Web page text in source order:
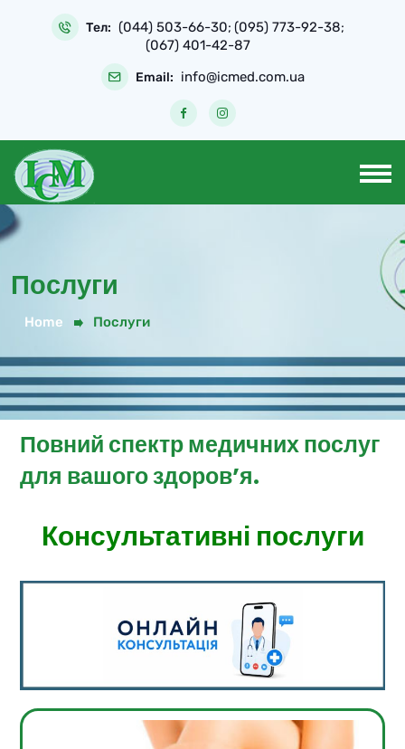
Тел: (044) 503-66-30; (095) 773-92-38;
(067) 401-42-87
Email: info@icmed.com.ua
Послуги
Home Послуги
Повний спектр медичних послуг
для вашого здоров’я.
Консультативні послуги